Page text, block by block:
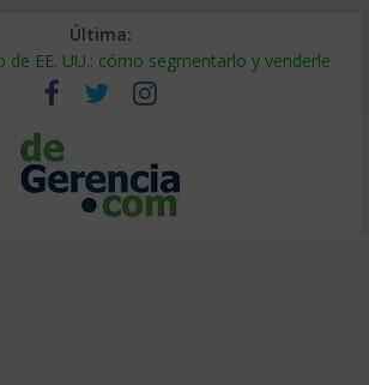
Última:
de EE. UU.: cómo segmentarlo y venderle
empresas: cómo pagar y cobrar en 2026
qué es y por qué sale tan caro
personal: cómo auditarla a tiempo
la cadena de suministro: qué hacer